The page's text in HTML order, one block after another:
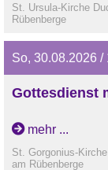
St. Ursula-Kirche
Rübenberge
So, 30.08.2026 /
Gottesdienst
mehr ...
St. Gorgonius-
am Rübenberge